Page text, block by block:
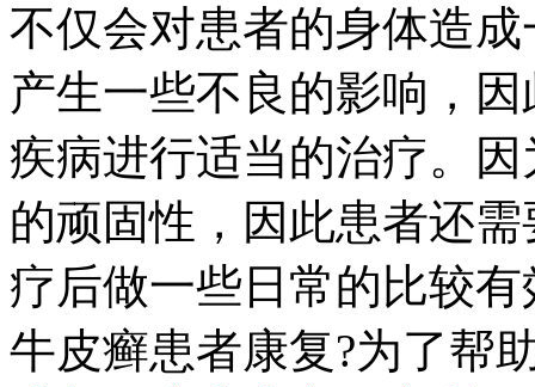
不仅会对患者的身体造
产生一些不良的影响，
疾病进行适当的治疗。
的顽固性，因此患者还
疗后做一些日常的比较
牛皮癣患者康复?为了帮